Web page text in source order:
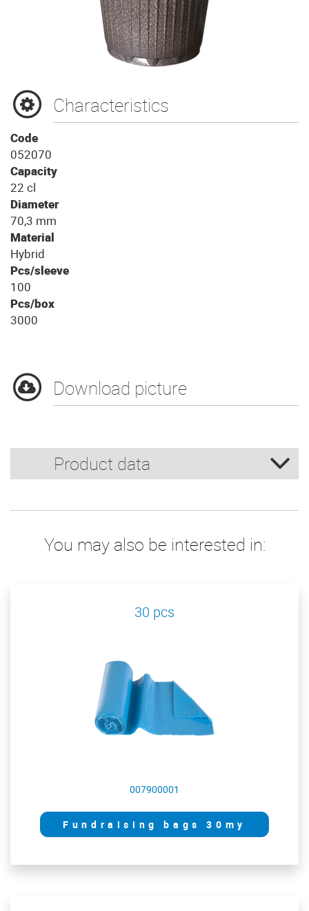
Characteristics
Code
052070
Capacity
22 cl
Diameter
70,3 mm
Material
Hybrid
Pcs/sleeve
100
Pcs/box
3000
Download picture
Product data
You may also be interested in:
30 pcs
007900001
Fundraising bags 30my